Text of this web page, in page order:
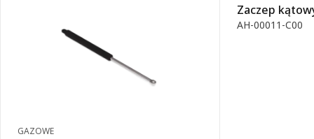
GAZOWE
Zaczep
AH-00011-C00